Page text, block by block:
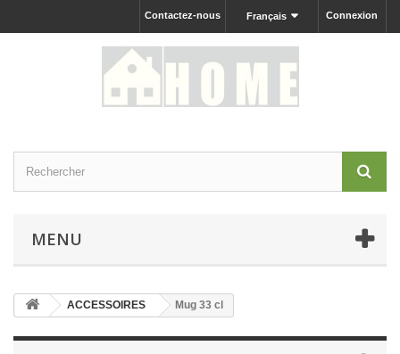
Connexion
Français
Contactez-nous
MENU
ACCESSOIRES Mug 33 cl